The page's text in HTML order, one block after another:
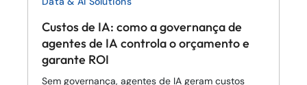
Custos de IA: como a governança de
agentes de IA controla o orçamento e
garante ROI
Sem governança, agentes de IA geram custos